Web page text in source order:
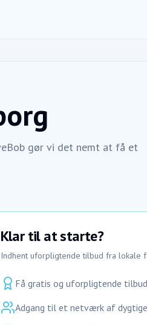
gør vi det nemt at få et
Klar til at starte?
Indhent uforpligtende tilbud fra lokale
Få gratis og uforpligtende tilbud
Adgang til et netværk af